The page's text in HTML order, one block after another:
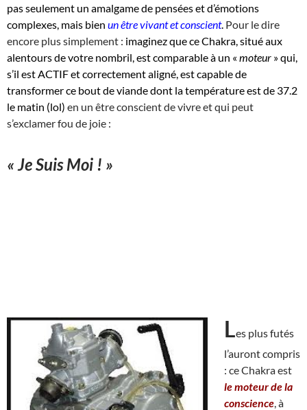
pas seulement un amalgame de pensées et d’émotions
complexes, mais bien un être vivant et conscient. Pour le dire
encore plus simplement : imaginez que ce Chakra, situé aux
alentours de votre nombril, est comparable à un « moteur » qui,
s’il est ACTIF et correctement aligné, est capable de
transformer ce bout de viande dont la température est de 37.2
le matin (lol) en un être conscient de vivre et qui peut
s’exclamer fou de joie :
« Je Suis Moi ! »
Les plus futés
l’auront compris
: ce Chakra est
le moteur de la
conscience , à